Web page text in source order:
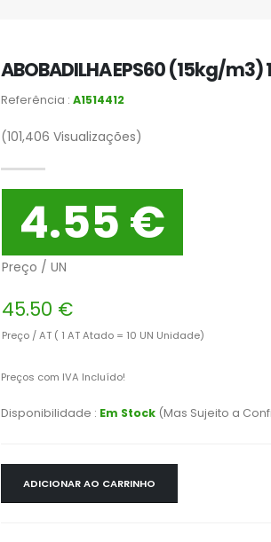
ABOBADILHA EPS60 (15kg/
Referência : A1514412
(101,406 Visualizações)
4.55 €
Preço / UN
45.50 €
Preço / AT ( 1 AT Atado = 10 UN Unidade)
Preços com IVA Incluído!
Disponibilidade : Em Stock (Mas Sujeito a
ADICIONAR AO CARRINHO